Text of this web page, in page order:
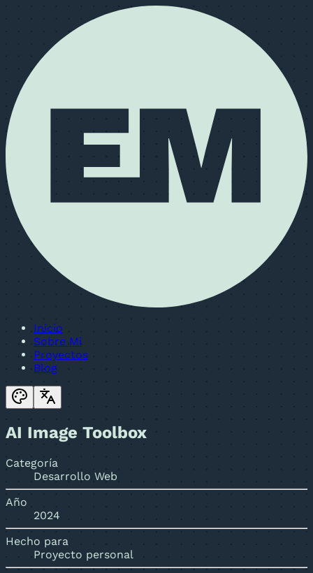
Inicio
Sobre Mi
Proyectos
Blog
AI Image Toolbox
Categoría
Desarrollo Web
Año
2024
Hecho para
Proyecto personal